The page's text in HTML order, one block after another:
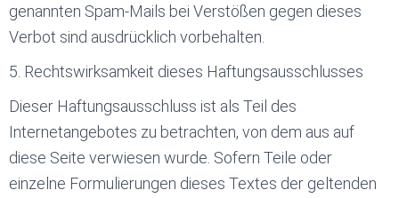
genannten Spam-Mails bei Verstößen gegen dieses
Verbot sind ausdrücklich vorbehalten.
5. Rechtswirksamkeit dieses Haftungsausschlusses
Dieser Haftungsausschluss ist als Teil des
Internetangebotes zu betrachten, von dem aus auf
diese Seite verwiesen wurde. Sofern Teile oder
einzelne Formulierungen dieses Textes der geltenden